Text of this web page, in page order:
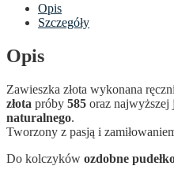
Opis
Szczegóły
Opis
Zawieszka złota wykonana
złota próby 585 oraz najwyższej
naturalnego.
Tworzony z pasją i
Do kolczyków ozdobne